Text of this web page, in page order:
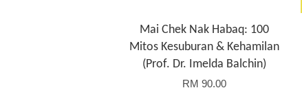
Mai Chek Nak Habaq: 100
Mitos Kesuburan & Kehamilan
(Prof. Dr. Imelda Balchin)
RM 90.00